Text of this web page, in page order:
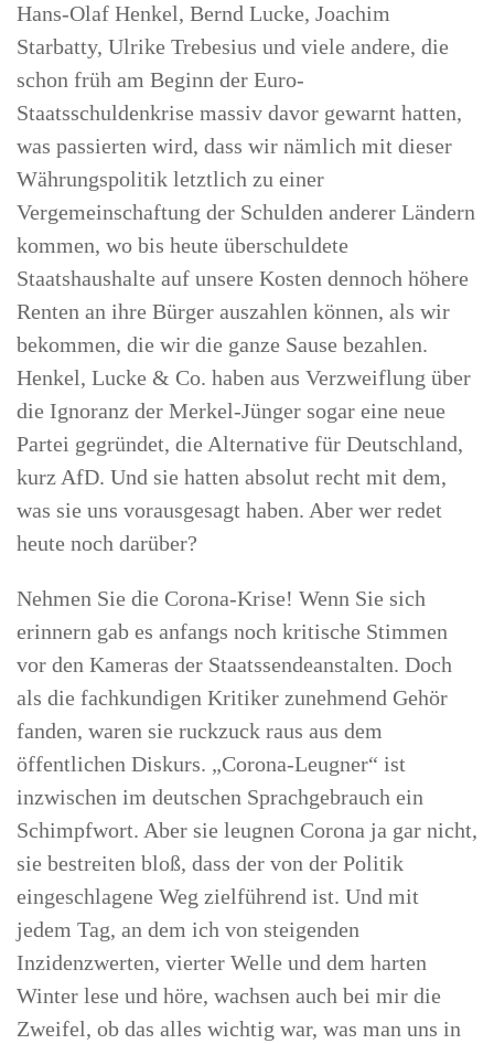
Hans-Olaf Henkel, Bernd Lucke, Joachim
Starbatty, Ulrike Trebesius und viele andere, die
schon früh am Beginn der Euro-
Staatsschuldenkrise massiv davor gewarnt hatten,
was passierten wird, dass wir nämlich mit dieser
Währungspolitik letztlich zu einer
Vergemeinschaftung der Schulden anderer Ländern
kommen, wo bis heute überschuldete
Staatshaushalte auf unsere Kosten dennoch höhere
Renten an ihre Bürger auszahlen können, als wir
bekommen, die wir die ganze Sause bezahlen.
Henkel, Lucke & Co. haben aus Verzweiflung über
die Ignoranz der Merkel-Jünger sogar eine neue
Partei gegründet, die Alternative für Deutschland,
kurz AfD. Und sie hatten absolut recht mit dem,
was sie uns vorausgesagt haben. Aber wer redet
heute noch darüber?
Nehmen Sie die Corona-Krise! Wenn Sie sich
erinnern gab es anfangs noch kritische Stimmen
vor den Kameras der Staatssendeanstalten. Doch
als die fachkundigen Kritiker zunehmend Gehör
fanden, waren sie ruckzuck raus aus dem
öffentlichen Diskurs. „Corona-Leugner“ ist
inzwischen im deutschen Sprachgebrauch ein
Schimpfwort. Aber sie leugnen Corona ja gar nicht,
sie bestreiten bloß, dass der von der Politik
eingeschlagene Weg zielführend ist. Und mit
jedem Tag, an dem ich von steigenden
Inzidenzwerten, vierter Welle und dem harten
Winter lese und höre, wachsen auch bei mir die
Zweifel, ob das alles wichtig war, was man uns in